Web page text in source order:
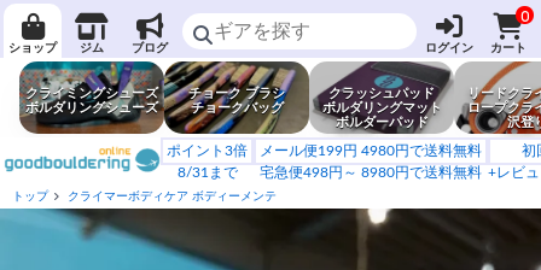
ショップ ジム ブログ ログイン
0
カート
クライミングシューズ
ボルダリングシューズ
チョーク ブラシ
チョークバッグ
クラッシュパッド
ボルダリングマット
ボルダーパッド
リードクラ
ロープクラ
沢登
ポイント3倍
8/31まで
メール便199円 4980円で送料無料
宅急便498円～ 8980円で送料無料
初
+レビ
トップ クライマーボディケア ボディーメンテ